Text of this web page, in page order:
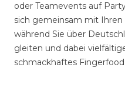
oder Teamevents auf
sich gemeinsam mit
während Sie über
gleiten und dabei
schmackhaftes